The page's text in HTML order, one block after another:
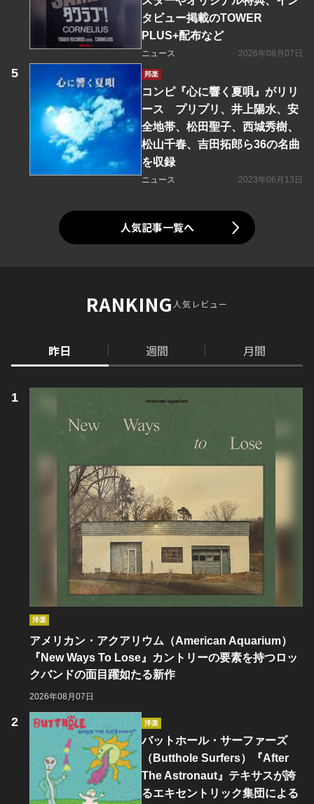
タビュー掲載のTOWER
PLUS+配布など
ニュース 2026年08月07日
邦楽
コンピ『心に響く夏唄』がリリ
ース プリプリ、井上陽水、安
全地帯、松田聖子、西城秀樹、
松山千春、吉田拓郎ら36の名曲
を収録
ニュース 2023年06月13日
人気記事一覧へ
RANKING人気レビュー
昨日 週間 月間
洋楽
アメリカン・アクアリウム（American Aquarium）
『New Ways To Lose』カントリーの要素を持つロッ
クバンドの面目躍如たる新作
2026年08月07日
洋楽
バットホール・サーファーズ
（Butthole Surfers）『After
The Astronaut』テキサスが誇
るエキセントリック集団による